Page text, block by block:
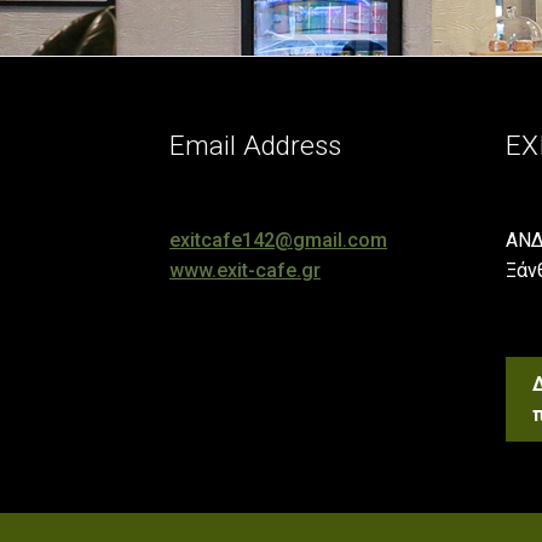
Email Address
exitcafe142@gmail.com
www.exit-cafe.gr